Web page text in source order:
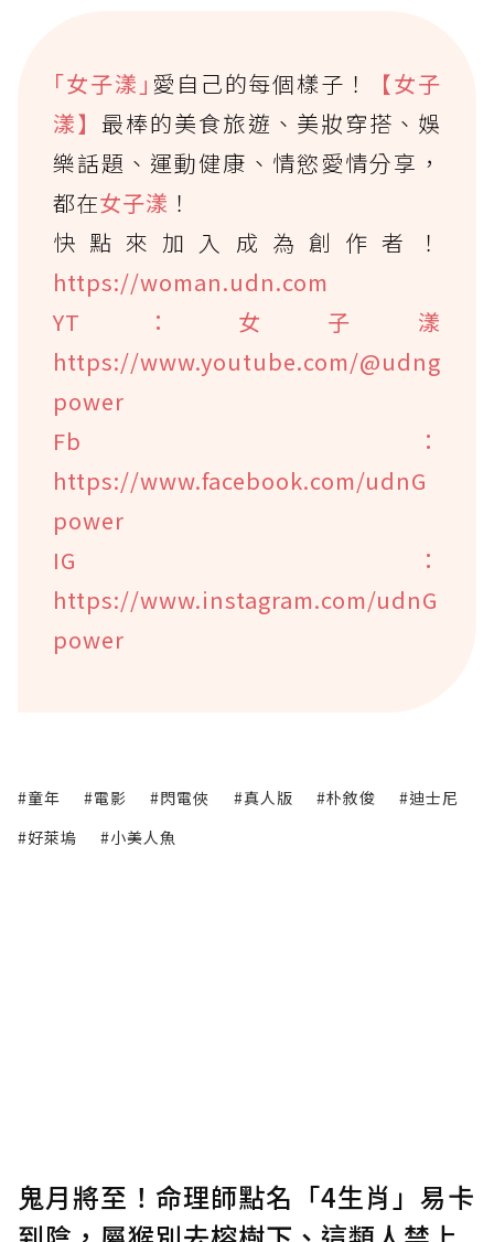
｢女子漾｣ 愛自己的每個樣子！
【女子
漾】 最棒的美食旅遊、美妝穿搭、娛
樂話題、運動健康、情慾愛情分享，
都在女子漾 ！
快點來加入成為創作者！
https://woman.udn.com
YT：女子漾
https://www.youtube.com/@udng
power
Fb：
https://www.facebook.com/udnG
power
IG：
https://www.instagram.com/udnG
power
#童年 #電影 #閃電俠 #真人版 #朴敘俊
#迪士尼
#好萊塢
#小美人魚
鬼月將至！命理師點名「4生肖」易卡